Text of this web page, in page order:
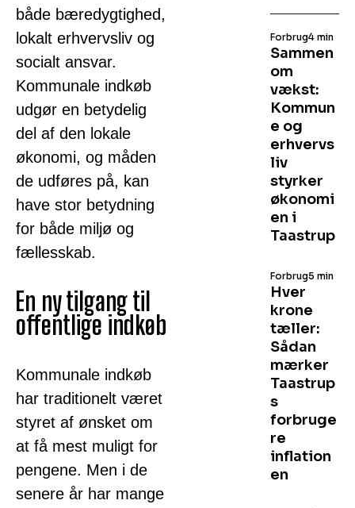
både bæredygtighed,
lokalt erhvervsliv og
socialt ansvar.
Kommunale indkøb
udgør en betydelig
del af den lokale
økonomi, og måden
de udføres på, kan
have stor betydning
for både miljø og
fællesskab.
En ny tilgang til
offentlige indkøb
Kommunale indkøb
har traditionelt været
styret af ønsket om
at få mest muligt for
pengene. Men i de
senere år har mange
Sammen
om
vækst:
Kommun
e og
erhvervs
liv
styrker
økonomi
en i
Taastrup
Forbrug4 min
Hver
krone
tæller:
Sådan
mærker
Taastrup
s
forbruge
re
inflation
en
Forbrug5 min